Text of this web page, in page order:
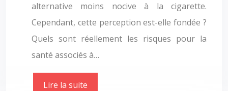
alternative moins nocive à la cigarette.
Cependant, cette perception est-elle fondée ?
Quels sont réellement les risques pour la
santé associés à…
Lire la suite